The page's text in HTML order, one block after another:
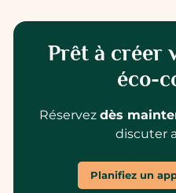
Prêt à créer
éco-
Réservez dès
discuter
Planifiez un